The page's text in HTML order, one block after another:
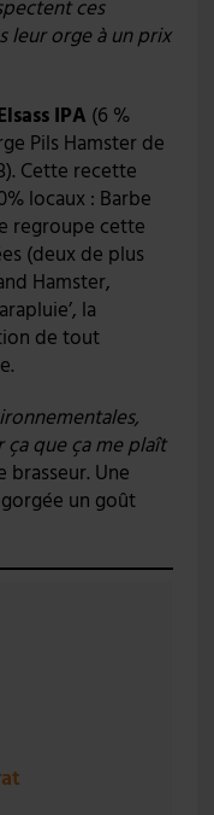
ces
leur orge à un prix
IPA (6 %
Pils Hamster de
Cette recette
locaux : Barbe
regroupe cette
(deux de plus
Hamster,
la
de tout
ça que ça me plaît
Une
un goût